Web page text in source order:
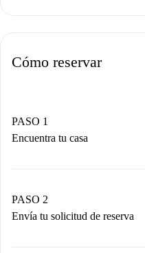
Cómo reservar
PASO 1
Encuentra tu casa
Tienes toda la
PASO 2
Envía tu solicitud de reserva